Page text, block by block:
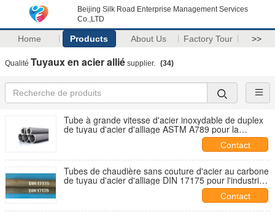
Beijing Silk Road Enterprise Management Services
Co.,LTD
Home Products About Us Factory Tour >>
Qualité Tuyaux en acier allié supplier. (34)
Tube à grande vitesse d'acier inoxydable de duplex
de tuyau d'acier d'alliage ASTM A789 pour la
Contact
Tubes de chaudière sans couture d'acier au carbone
de tuyau d'acier d'alliage DIN 17175 pour l'industrie
Contact